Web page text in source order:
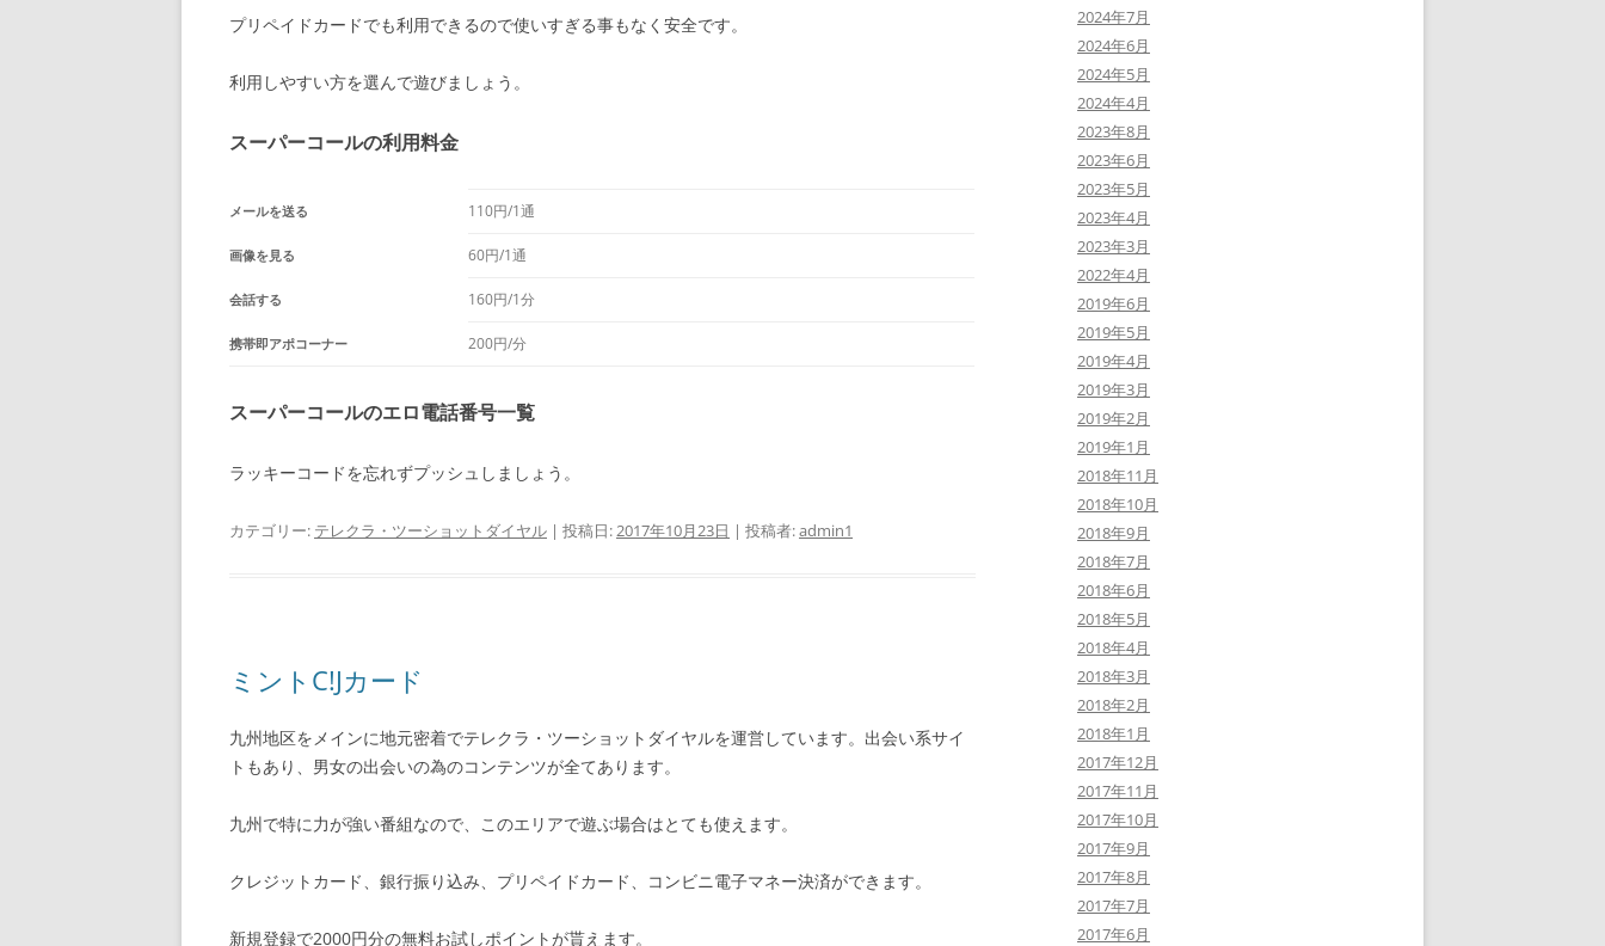
プリペイドカードでも利用できるので使いすぎる事もなく安全です。
利用しやすい方を選んで遊びましょう。
スーパーコールの利用料金
メールを送る 110円/1通
画像を見る 60円/1通
会話する 160円/1分
携帯即アポコーナー 200円/分
スーパーコールのエロ電話番号一覧
ラッキーコードを忘れずプッシュしましょう。
カテゴリー: テレクラ・ツーショットダイヤル | 投稿日:2017年10月23日 | 投稿者:admin1
ミントC!Jカード
九州地区をメインに地元密着でテレクラ・ツーショットダイヤルを運営しています。出会い系サイ
トもあり、男女の出会いの為のコンテンツが全てあります。
九州で特に力が強い番組なので、このエリアで遊ぶ場合はとても使えます。
クレジットカード、銀行振り込み、プリペイドカード、コンビニ電子マネー決済ができます。
新規登録で2000円分の無料お試しポイントが貰えます。
2024年7月
2024年6月
2024年5月
2024年4月
2023年8月
2023年6月
2023年5月
2023年4月
2023年3月
2022年4月
2019年6月
2019年5月
2019年4月
2019年3月
2019年2月
2019年1月
2018年11月
2018年10月
2018年9月
2018年7月
2018年6月
2018年5月
2018年4月
2018年3月
2018年2月
2018年1月
2017年12月
2017年11月
2017年10月
2017年9月
2017年8月
2017年7月
2017年6月